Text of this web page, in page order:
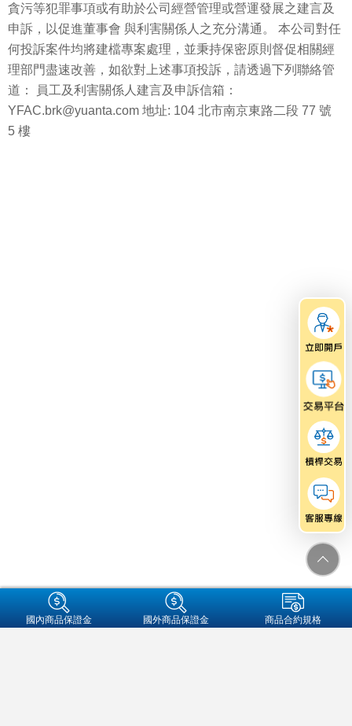
貪污等犯罪事項或有助於公司經營管理或營運發展之建言及
申訴，以促進董事會 與利害關係人之充分溝通。 本公司對任
何投訴案件均將建檔專案處理，並秉持保密原則督促相關經
理部門盡速改善，如欲對上述事項投訴，請透過下列聯絡管
道： 員工及利害關係人建言及申訴信箱：
YFAC.brk@yuanta.com 地址: 104 北市南京東路二段 77 號
5 樓
+集團成員
國內商品保證金 國外商品保證金 商品合約規格